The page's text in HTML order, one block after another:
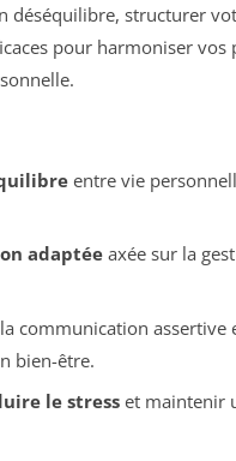
déséquilibre, structurer
pour harmoniser vos
entre vie
adaptéeaxée sur la
communication assertive
bien-être.
le stresset maintenir